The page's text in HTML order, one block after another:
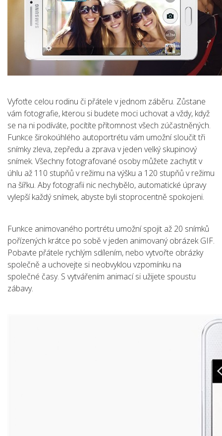
Vyfoťte celou rodinu či přátele v jednom záběru. Zůstane
vám fotografie, kterou si budete moci uchovat a vždy, když
se na ni podíváte, pocítíte přítomnost všech zúčastněných.
Funkce širokoúhlého autoportrétu vám umožní sloučit tři
snímky zleva, zepředu a zprava v jeden velký skupinový
snímek. Všechny fotografované osoby můžete zachytit v
úhlu až 110 stupňů v režimu na výšku a 120 stupňů v režimu
na šířku. Aby fotografii nic nechybělo, automatické úpravy
vylepší každý snímek, abyste byli stoprocentně spokojeni.
Funkce animovaného portrétu umožní spojit až 20 snímků
pořízených krátce po sobě v jeden animovaný obrázek GIF.
Pobavte přátele rychlým sdílením, nebo vytvořte obrázky
společně a uchovejte si neobvyklou vzpomínku na
společné časy. S vytvářením animací si užijete spoustu
zábavy.